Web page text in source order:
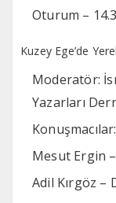
Oturum –
Kuzey Ege’de
Moderatör:
Yazarları
Konuşmacılar:
Mesut Ergin
Adil Kırgöz –